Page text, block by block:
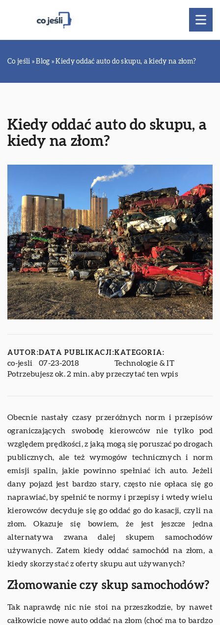
Co jeśli »Blog »Kiedy oddać auto do skupu, a kiedy na złom?
Kiedy oddać auto do skupu, a
kiedy na złom?
AUTOR:
co-jesli
DATA PUBLIKACJI:
07-23-2018
KATEGORIA:
Technologie & IT
Potrzebujesz ok. 2 min. aby przeczytać ten wpis
Obecnie nastały czasy przeróżnych norm i przepisów
ograniczających swobodę kierowców nie tylko pod
względem prędkości, z jaką mogą się poruszać po drogach
publicznych, ale też wymogów technicznych i norm
emisji spalin, jakie powinno spełniać ich auto. Jeżeli
dany pojazd jest bardzo stary, często nie opłaca się go
naprawiać, by spełnić te normy i przepisy i wtedy wielu
kierowców decyduje się go oddać go do kasacji, czyli na
złom. Okazuje się bowiem, że jest jeszcze jedna
alternatywa zwana dalej skupem samochodów
używanych. Zatem kiedy oddać samochód na złom, a
kiedy skorzystać z oferty skupu aut używanych?
Złomowanie czy skup samochodów?
Tak naprawdę nic nie stoi na przeszkodzie, by nawet
całkowicie nowe auto oddać na złom (choć ma to bardzo